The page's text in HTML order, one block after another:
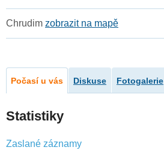
Chrudim zobrazit na mapě
Počasí u vás Diskuse Fotogalerie
Statistiky
Zaslané záznamy